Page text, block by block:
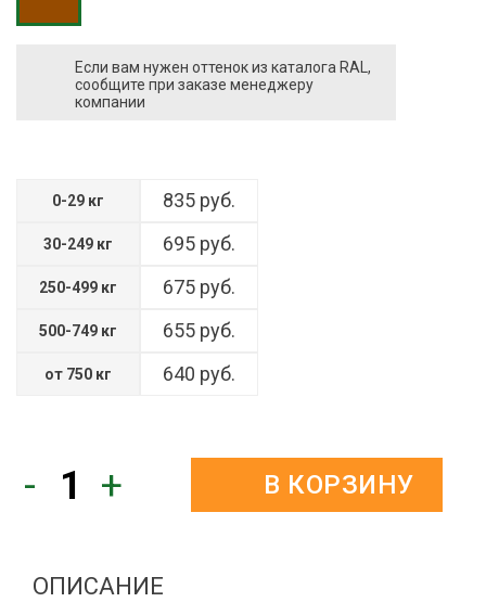
Если вам нужен оттенок из каталога RAL,
сообщите при заказе менеджеру
компании
0-29 кг
30-249 кг
250-499 кг
500-749 кг
от 750 кг
835 руб.
695 руб.
675 руб.
655 руб.
640 руб.
- + В КОРЗИНУ
ОПИСАНИЕ